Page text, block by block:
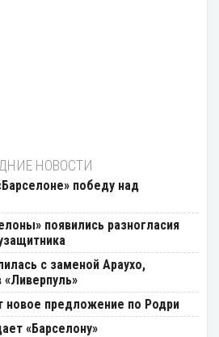
НОВОСТИ
победу над
появились разногласия
с заменой Араухо,
новое предложение по Родри
«Барселону»